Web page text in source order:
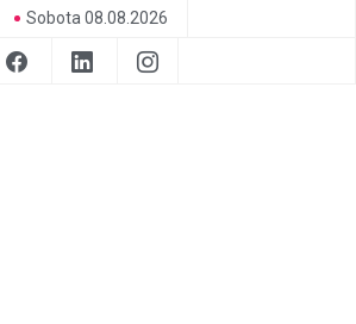
Sobota 08.08.2026